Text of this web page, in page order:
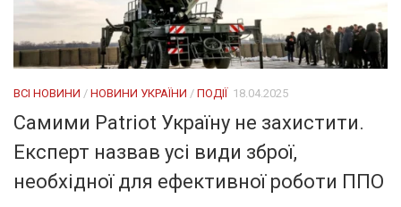
ВСІ НОВИНИ / НОВИНИ УКРАЇНИ / ПОДІЇ 18.04.2025
Самими Patriot Україну не захистити.
Експерт назвав усі види зброї,
необхідної для ефективної роботи ППО